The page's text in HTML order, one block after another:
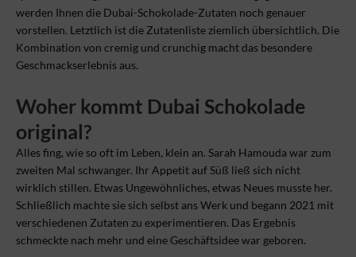
werden Ihnen die Dubai-Schokolade-Zutaten noch genauer
vorstellen. Letztlich ist die Zutatenliste ziemlich übersichtlich. Die
Kombination von cremig und crunchig macht das besondere
Geschmackserlebnis aus.
Woher kommt Dubai Schokolade
original?
Alles fing, wie so oft im Leben, klein an. Sarah Hamouda war zum
zweiten Mal schwanger. Ihr Appetit auf Süß ließ sich nicht
wirklich stillen. Etwas Ungewöhnliches, etwas Neues musste her.
Schließlich machte sie sich selbst ans Werk und begann 2021 mit
verschiedenen Zutaten zu experimentieren. Das Ergebnis
schmeckte nach mehr und eine Geschäftsidee war geboren.